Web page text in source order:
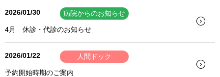
2026/01/30 病院からのお知らせ
4月 休診・代診のお知らせ
2026/01/22 人間ドック
予約開始時期のご案内